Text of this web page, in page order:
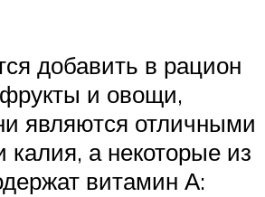
добавить в рацион
и овощи,
являются отличными
калия, а некоторые из
витамин А: